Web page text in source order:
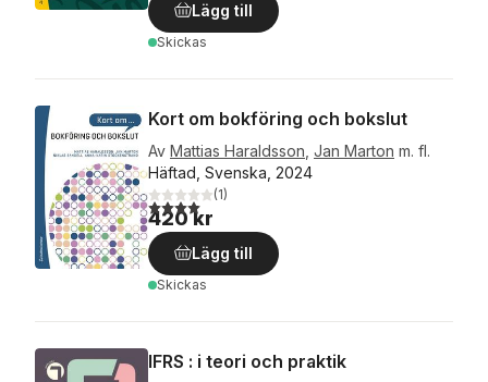
Lägg till
Skickas
Kort om bokföring och bokslut
Av Mattias Haraldsson Jan Marton m. fl.
Häftad, Svenska, 2024
4,0utav 5 stjärnor. Totalt antal röster:
(1)
420 kr
Lägg till
Skickas
IFRS : i teori och praktik